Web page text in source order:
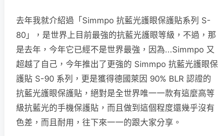
去年我就介紹過「Simmpo 抗藍光護眼保護貼系列 S-
80」，是世界上目前最強的抗藍光護眼等級，不過，那
是去年，今年它已經不是世界最強，因為...Simmpo 又
超越了自己，今年推出了更強的 Simmpo 抗藍光護眼保
護貼 S-90 系列，更是獲得德國萊因 90% BLR 認證的
抗藍光護眼保護貼，絕對是全世界唯一一款有這麼高等
級抗藍光的手機保護貼，而且做到這個程度還幾乎沒有
色差，而且耐用，往下來一一的跟大家分享。